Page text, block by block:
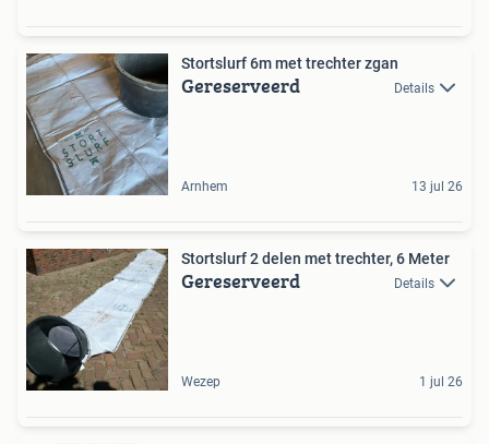
Stortslurf 6m met trechter zgan
Gereserveerd Details
Arnhem 13 jul 26
Stortslurf 2 delen met trechter, 6 Meter
Gereserveerd Details
Wezep 1 jul 26